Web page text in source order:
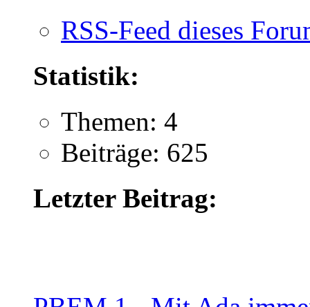
RSS-Feed dieses
Statistik:
Themen: 4
Beiträge: 625
Letzter Beitrag: